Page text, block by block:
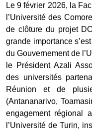
Le 9 février 2026, la
l’Université des
de clôture du projet
grande importance
du Gouvernement de
le Président Azali
des universités
Réunion et de
(Antananarivo,
engagement régional
l’Université de Turin,